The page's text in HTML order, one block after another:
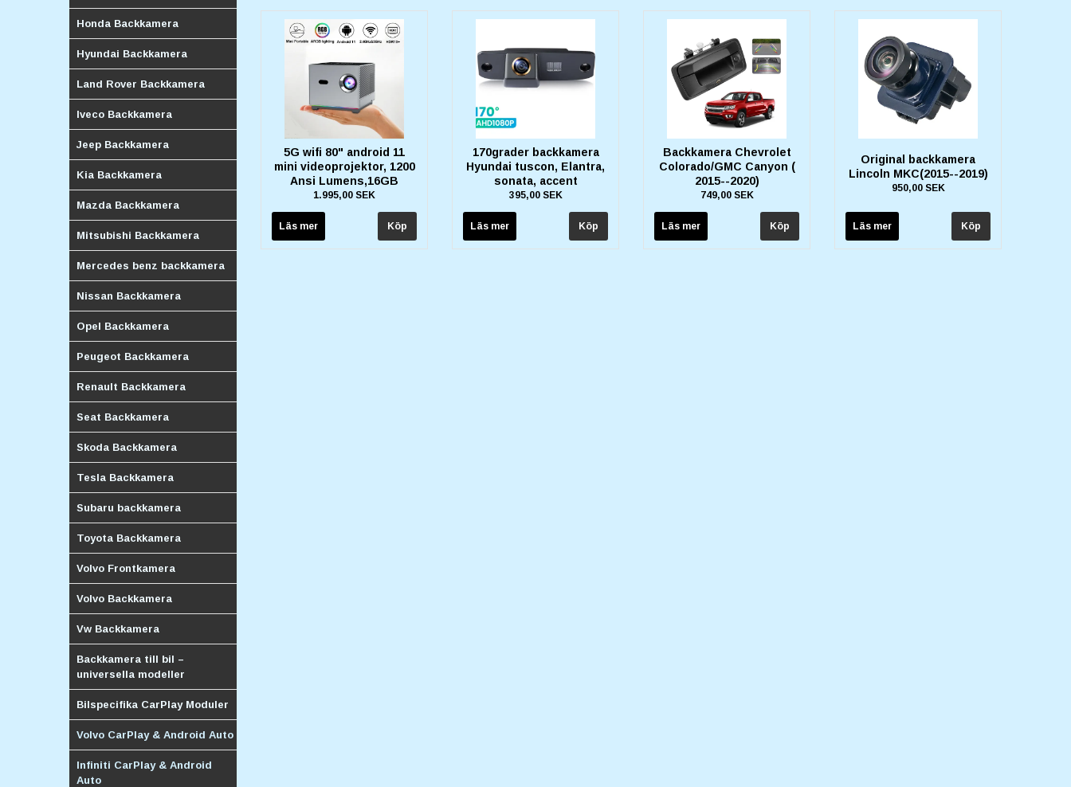
Honda Backkamera
Hyundai Backkamera
Land Rover Backkamera
Iveco Backkamera
Jeep Backkamera
Kia Backkamera
Mazda Backkamera
Mitsubishi Backkamera
Mercedes benz backkamera
Nissan Backkamera
Opel Backkamera
Peugeot Backkamera
Renault Backkamera
Seat Backkamera
Skoda Backkamera
Tesla Backkamera
Subaru backkamera
Toyota Backkamera
Volvo Frontkamera
Volvo Backkamera
Vw Backkamera
Backkamera till bil –
universella modeller
Bilspecifika CarPlay Moduler
Volvo CarPlay & Android Auto
Infiniti CarPlay & Android
Auto
5G wifi 80" android 11
mini videoprojektor, 1200
Ansi Lumens,16GB
1.995,00 SEK
Läs mer
170grader backkamera
Hyundai tuscon, Elantra,
sonata, accent
395,00 SEK
Läs mer
Backkamera Chevrolet
Colorado/GMC Canyon (
2015--2020)
749,00 SEK
Läs mer
Original backkamera
Lincoln MKC(2015--2019)
950,00 SEK
Läs mer